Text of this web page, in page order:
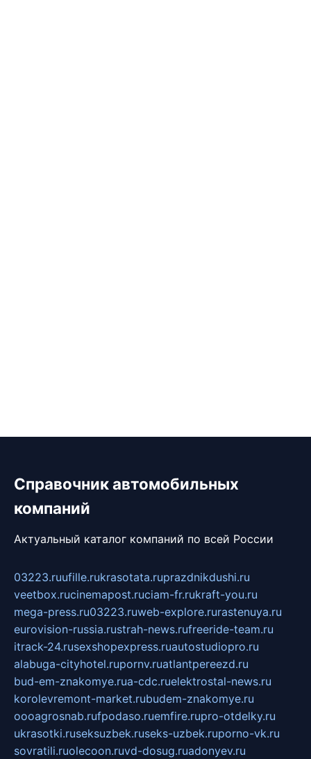
Справочник автомобильных
компаний
Актуальный каталог компаний по всей России
03223.ruufille.rukrasotata.ruprazdnikdushi.ru
veetbox.rucinemapost.ruciam-fr.rukraft-you.ru
mega-press.ru03223.ruweb-explore.rurastenuya.ru
eurovision-russia.rustrah-news.rufreeride-team.ru
itrack-24.rusexshopexpress.ruautostudiopro.ru
alabuga-cityhotel.rupornv.ruatlantpereezd.ru
bud-em-znakomye.rua-cdc.ruelektrostal-news.ru
korolevremont-market.rubudem-znakomye.ru
oooagrosnab.rufpodaso.ruemfire.rupro-otdelky.ru
ukrasotki.ruseksuzbek.ruseks-uzbek.ruporno-vk.ru
sovratili.ruolecoon.ruvd-dosug.ruadonyev.ru